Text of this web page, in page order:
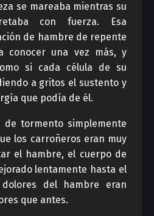
se mareaba mientras su
con fuerza. Esa
de hambre de repente
conocer una vez más, y
si cada célula de su
a gritos el sustento y
que podía de él.
de tormento simplemente
los carroñeros eran muy
el hambre, el cuerpo de
lentamente hasta el
del hambre eran
que antes.